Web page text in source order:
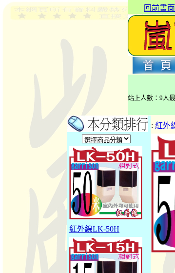
回前畫面
站上人數：9人
紅外線LK-50H
: 紅外